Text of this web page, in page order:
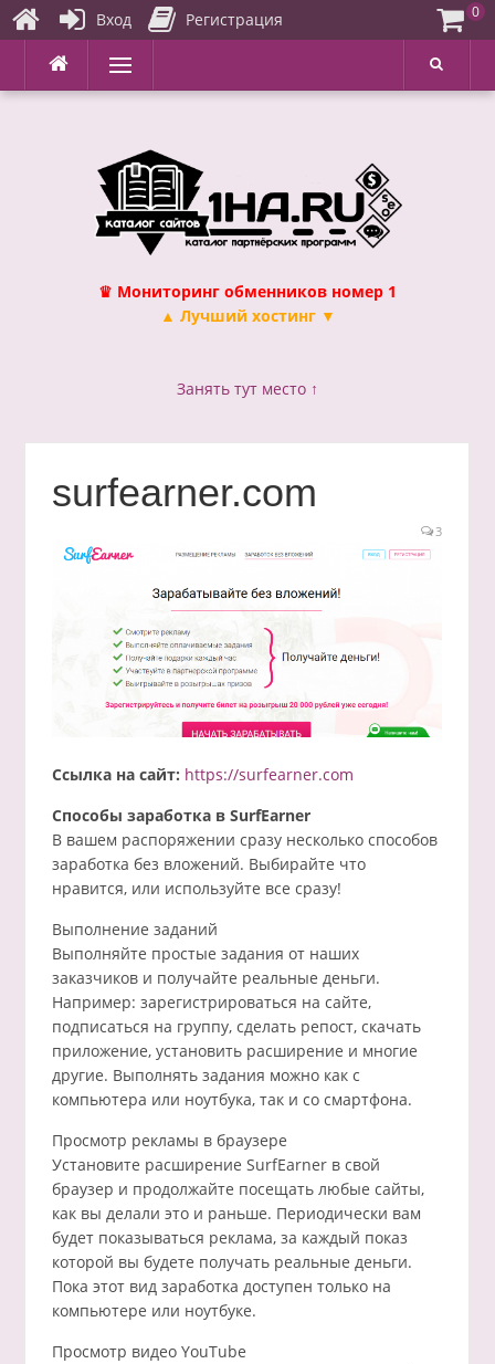
Перейти
содержимому
Меню
♛ Мониторинг обменников номер 1
▲ Лучший хостинг ▼
Занять тут место ↑
surfearner.com
3
Ссылка на сайт: https://surfearner.com
Способы заработка в SurfEarner
В вашем распоряжении сразу несколько способов
заработка без вложений. Выбирайте что
нравится, или используйте все сразу!
Выполнение заданий
Выполняйте простые задания от наших
заказчиков и получайте реальные деньги.
Например: зарегистрироваться на сайте,
подписаться на группу, сделать репост, скачать
приложение, установить расширение и многие
другие. Выполнять задания можно как с
компьютера или ноутбука, так и со смартфона.
Просмотр рекламы в браузере
Установите расширение SurfEarner в свой
браузер и продолжайте посещать любые сайты,
как вы делали это и раньше. Периодически вам
будет показываться реклама, за каждый показ
которой вы будете получать реальные деньги.
Пока этот вид заработка доступен только на
компьютере или ноутбуке.
Просмотр видео YouTube
Вход Регистрация 0